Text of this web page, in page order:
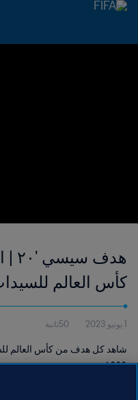
المتحدة الأمريكية ١٩٩٩
1 يونيو 2023 50ثانية
١٩٩٩.